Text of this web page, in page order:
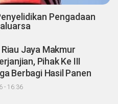
Pengadaan
Jaya Makmur
Pihak Ke III
Berbagi Hasil Panen
Oknum Agrinas
- 16:36